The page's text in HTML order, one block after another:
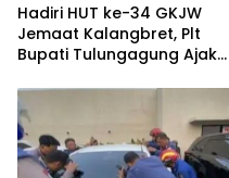
Hadiri HUT ke-34 GKJW
Jemaat Kalangbret, Plt
Bupati Tulungagung Ajak